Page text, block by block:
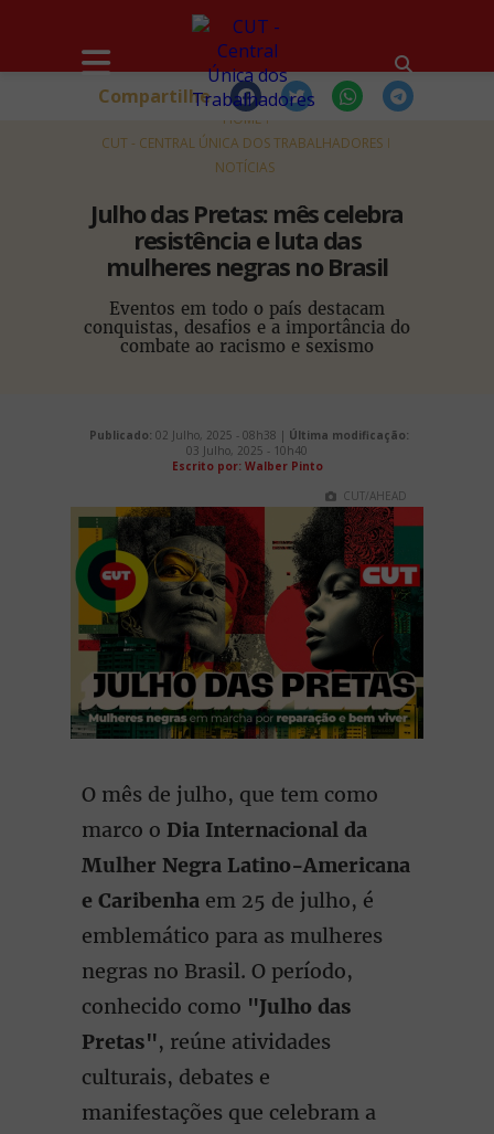
HOME
CUT - CENTRAL ÚNICA DOS TRABALHADORES
NOTÍCIAS
Julho das Pretas: mês celebra
resistência e luta das
mulheres negras no Brasil
Eventos em todo o país destacam
conquistas, desafios e a importância do
combate ao racismo e sexismo
Compartilhe
Publicado: 02 Julho, 2025 - 08h38 | Última modificação:
03 Julho, 2025 - 10h40
Escrito por: Walber Pinto
CUT/AHEAD
O mês de julho, que tem como
marco o Dia Internacional da
Mulher Negra Latino-Americana
e Caribenha em 25 de julho, é
emblemático para as mulheres
negras no Brasil. O período,
conhecido como "Julho das
Pretas", reúne atividades
culturais, debates e
manifestações que celebram a